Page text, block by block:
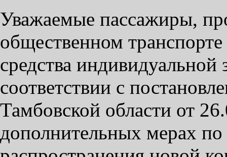
Уважаемые пассажиры,
общественном транспорте
средства
соответствии с
Тамбовской области от
дополнительных мерах